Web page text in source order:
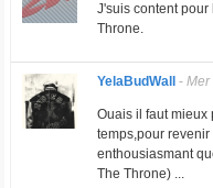
J'suis content pour
Throne.
YelaBudWall - Mer
Ouais il faut mieux
temps,pour
enthousiasmant
The Throne) ...